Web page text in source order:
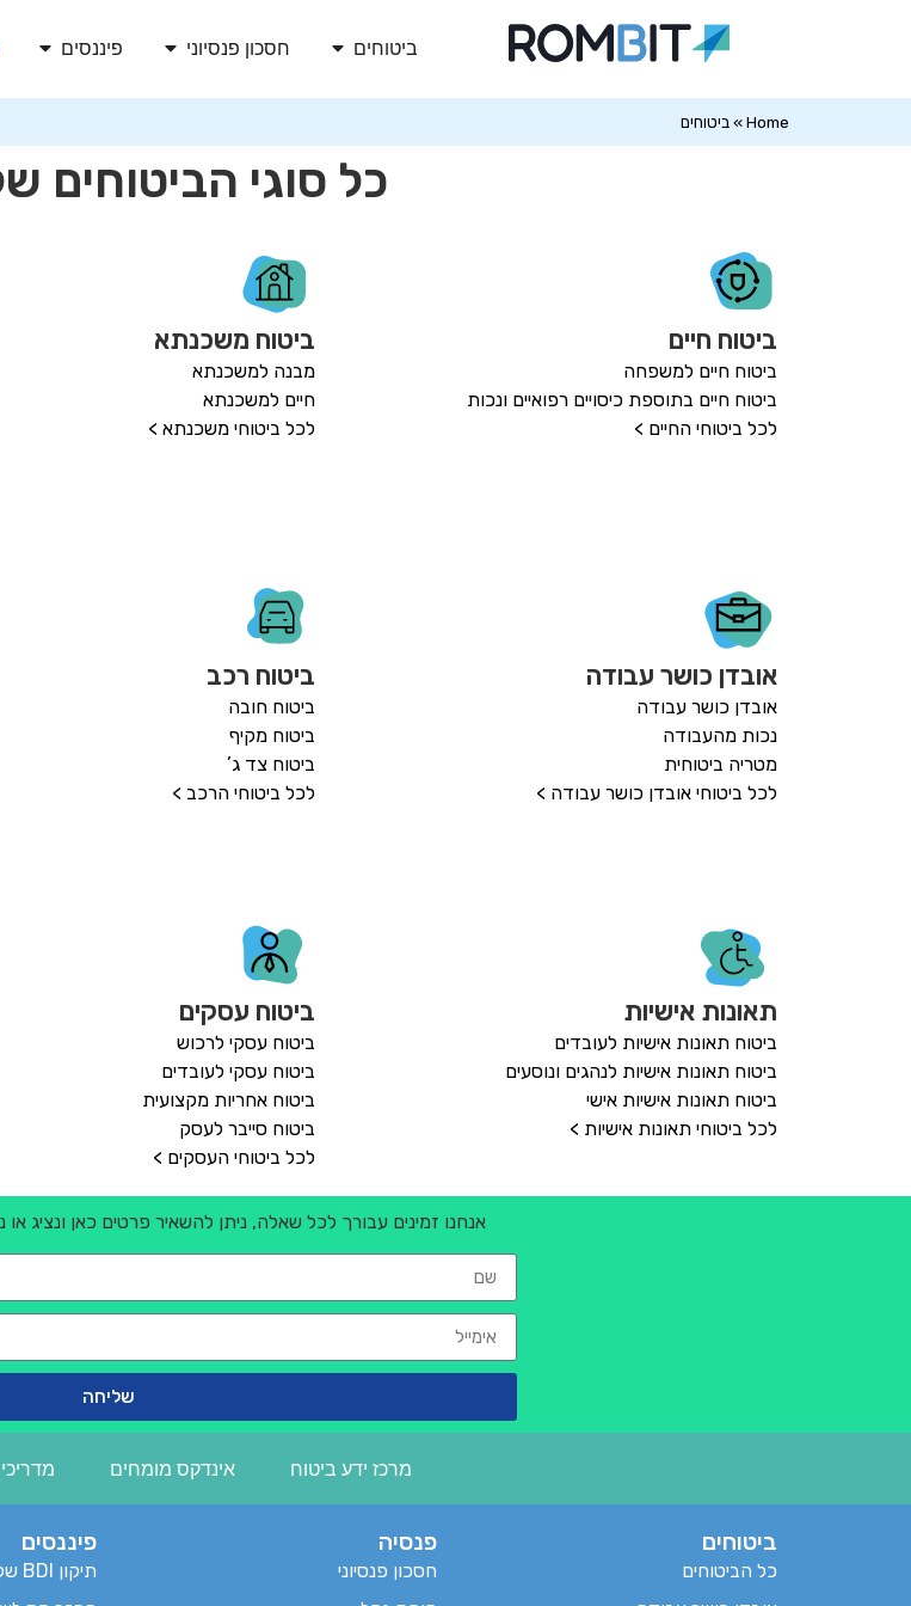
ביטוחים חסכון פנסיוני פיננסים
Home
» ביטוחים
כל סוגי הביטוחים
ביטוח חיים
ביטוח חיים למשפחה
ביטוח חיים בתוספת כיסויים רפואיים ונכות
לכל ביטוחי החיים >
ביטוח משכנתא
מבנה למשכנתא
חיים למשכנתא
לכל ביטוחי משכנתא >
אובדן כושר עבודה
אובדן כושר עבודה
נכות מהעבודה
מטריה ביטוחית
לכל ביטוחי אובדן כושר עבודה >
ביטוח רכב
ביטוח חובה
ביטוח מקיף
ביטוח צד ג’
לכל ביטוחי הרכב >
תאונות אישיות
ביטוח תאונות אישיות לעובדים
ביטוח תאונות אישיות לנהגים ונוסעים
ביטוח תאונות אישיות אישי
לכל ביטוחי תאונות אישיות >
ביטוח עסקים
ביטוח עסקי לרכוש
ביטוח עסקי לעובדים
ביטוח אחריות מקצועית
ביטוח סייבר לעסק
לכל ביטוחי העסקים >
אנחנו זמינים עבורך לכל שאלה, ניתן להשאיר פרטים כאן ונציג
שליחה
מרכז ידע ביטוח אינדקס מומחים
ביטוחים
כל הביטוחים
פנסיה
חסכון פנסיוני
פיננסים
תיקון BDI שלילי